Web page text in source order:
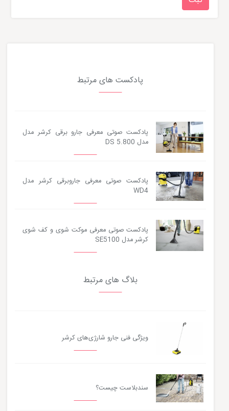
پادکست های مرتبط
پادکست صوتی معرفی جارو برقی کرشر مدل
مدل DS 5.800
پادکست صوتی معرفی جاروبرقی کرشر مدل
WD4
پادکست صوتی معرفی موکت شوی و کف شوی
کرشر مدل SE5100
بلاگ های مرتبط
ویژگی فنی جارو شارژی‌های کرشر
سندبلاست چیست؟